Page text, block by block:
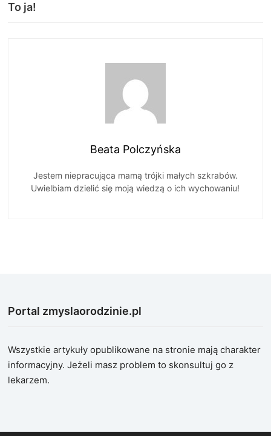
To ja!
Beata Polczyńska
Jestem niepracująca mamą trójki małych szkrabów.
Uwielbiam dzielić się moją wiedzą o ich wychowaniu!
Portal zmyslaorodzinie.pl
Wszystkie artykuły opublikowane na stronie mają charakter
informacyjny. Jeżeli masz problem to skonsultuj go z
lekarzem.